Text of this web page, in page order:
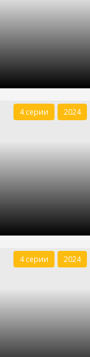
4 серии 2024
4 серии 2024